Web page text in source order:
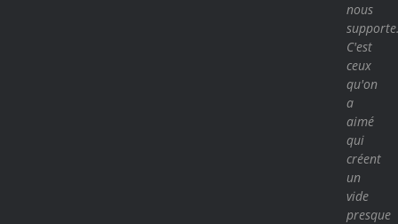
nous
C'est
ceux
qu'on
a
aimé
qui
créent
un
vide
presque